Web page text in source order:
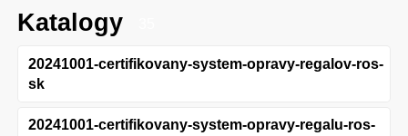
Katalogy
20241001-certifikovany-system-opravy-regalov-ros-
sk
20241001-certifikovany-system-opravy-regalu-ros-